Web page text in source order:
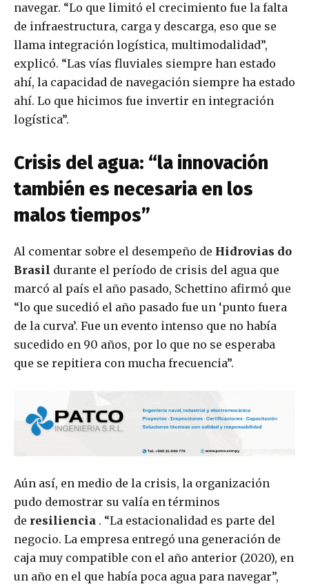
navegar. “Lo que limitó el crecimiento fue la falta
de infraestructura, carga y descarga, eso que se
llama integración logística, multimodalidad”,
explicó. “Las vías fluviales siempre han estado
ahí, la capacidad de navegación siempre ha estado
ahí. Lo que hicimos fue invertir en integración
logística”.
Crisis del agua: “la innovación
también es necesaria en los
malos tiempos”
Al comentar sobre el desempeño de Hidrovias do
Brasil durante el período de crisis del agua que
marcó al país el año pasado, Schettino afirmó que
“lo que sucedió el año pasado fue un ‘punto fuera
de la curva’. Fue un evento intenso que no había
sucedido en 90 años, por lo que no se esperaba
que se repitiera con mucha frecuencia”.
Aún así, en medio de la crisis, la organización
pudo demostrar su valía en términos
de resiliencia . “La estacionalidad es parte del
negocio. La empresa entregó una generación de
caja muy compatible con el año anterior (2020), en
un año en el que había poca agua para navegar”,